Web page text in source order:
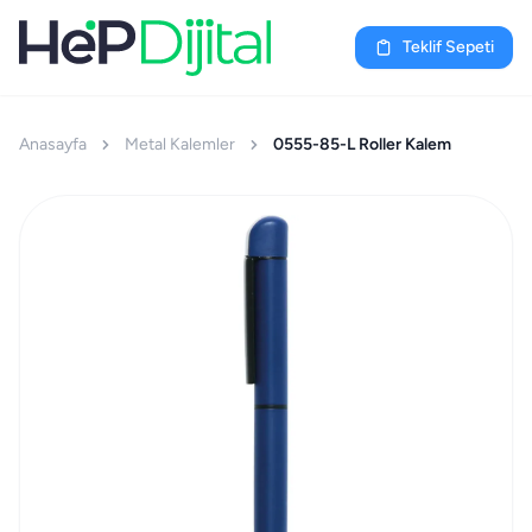
Teklif Sepeti
Anasayfa Metal Kalemler 0555-85-L Roller Kalem